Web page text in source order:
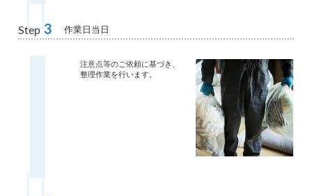
Step 3 作業日当日
注意点等のご依頼に基づき、
整理作業を行います。